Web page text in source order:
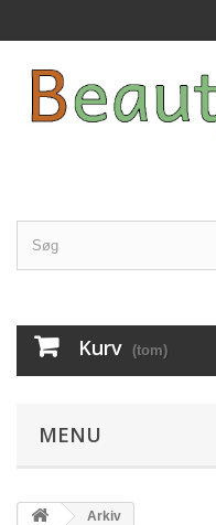
Kurv (tom)
MENU
Arkiv